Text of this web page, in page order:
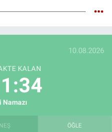
10.08.2026
KALAN
Namazı
ÖĞLE